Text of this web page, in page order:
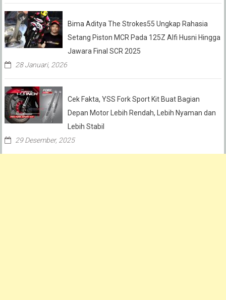
Bima Aditya The Strokes55 Ungkap Rahasia
Setang Piston MCR Pada 125Z Alfi Husni Hingga
Jawara Final SCR 2025
28 Januari, 2026
Cek Fakta, YSS Fork Sport Kit Buat Bagian
Depan Motor Lebih Rendah, Lebih Nyaman dan
Lebih Stabil
29 Desember, 2025